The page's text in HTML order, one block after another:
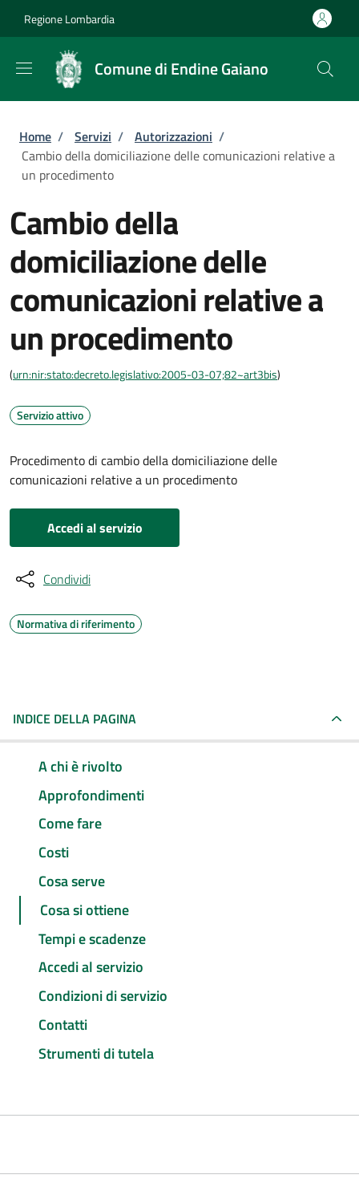
Regione Lombardia
Comune di Endine Gaiano
Briciole di pane
Home / Servizi / Autorizzazioni /
Cambio della domiciliazione delle comunicazioni relative a
un procedimento
Cambio della
domiciliazione delle
comunicazioni relative a
un procedimento
(urn:nir:stato:decreto.legislativo:2005-03-07;82~art3bis)
Servizio attivo
Procedimento di cambio della domiciliazione delle
comunicazioni relative a un procedimento
Accedi al servizio
Condividi
Normativa di riferimento
INDICE DELLA PAGINA
A chi è rivolto
Approfondimenti
Come fare
Costi
Cosa serve
Cosa si ottiene
Tempi e scadenze
Accedi al servizio
Condizioni di servizio
Contatti
Strumenti di tutela